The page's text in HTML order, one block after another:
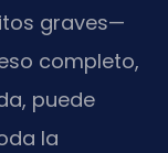
graves—
completo,
puede
la